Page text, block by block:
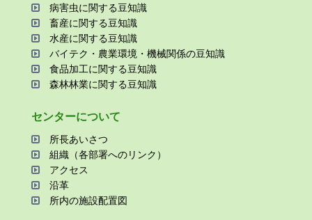
病害⾍に関する⾖知識
畜産に関する⾖知識
⽔産に関する⾖知識
バイテク・農業環境・機械関係の⾖知識
⾷品加⼯に関する⾖知識
森林林業に関する⾖知識
センターについて
所⻑あいさつ
組織（各部署へのリンク）
アクセス
沿⾰
所内の施設配置図